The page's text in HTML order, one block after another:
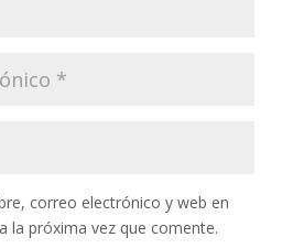
correo electrónico y web en
la próxima vez que comente.